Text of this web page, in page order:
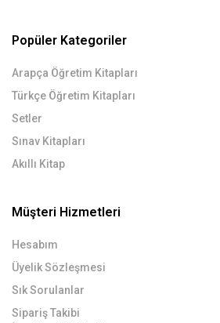
Popüler Kategoriler
Arapça Öğretim Kitapları
Türkçe Öğretim Kitapları
Setler
Sınav Kitapları
Akıllı Kitap
Müşteri Hizmetleri
Hesabım
Üyelik Sözleşmesi
Sık Sorulanlar
Sipariş Takibi